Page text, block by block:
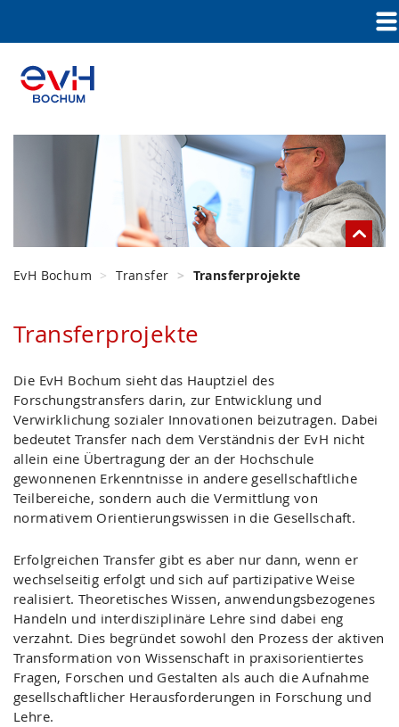
EvH Bochum Transfer Transferprojekte
Transferprojekte
Die EvH Bochum sieht das Hauptziel des
Forschungstransfers darin, zur Entwicklung und
Verwirklichung sozialer Innovationen beizutragen. Dabei
bedeutet Transfer nach dem Verständnis der EvH nicht
allein eine Übertragung der an der Hochschule
gewonnenen Erkenntnisse in andere gesellschaftliche
Teilbereiche, sondern auch die Vermittlung von
normativem Orientierungswissen in die Gesellschaft.
Erfolgreichen Transfer gibt es aber nur dann, wenn er
wechselseitig erfolgt und sich auf partizipative Weise
realisiert. Theoretisches Wissen, anwendungsbezogenes
Handeln und interdisziplinäre Lehre sind dabei eng
verzahnt. Dies begründet sowohl den Prozess der aktiven
Transformation von Wissenschaft in praxisorientiertes
Fragen, Forschen und Gestalten als auch die Aufnahme
gesellschaftlicher Herausforderungen in Forschung und
Lehre.